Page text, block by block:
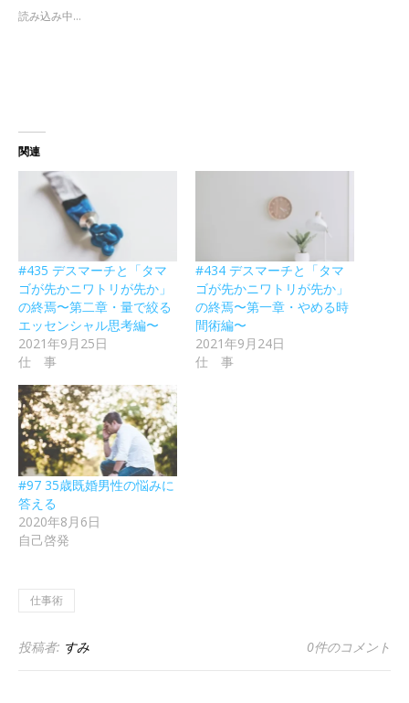
読み込み中...
関連
#435 デスマーチと「タマ
ゴが先かニワトリが先か」
の終焉〜第二章・量で絞る
エッセンシャル思考編〜
2021年9月25日
仕 事
#434 デスマーチと「タマ
ゴが先かニワトリが先か」
の終焉〜第一章・やめる時
間術編〜
2021年9月24日
仕 事
#97 35歳既婚男性の悩みに
答える
2020年8月6日
自己啓発
仕事術
投稿者: すみ 0件のコメント